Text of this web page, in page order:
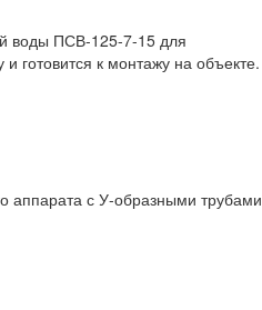
воды ПСВ-125-7-15 для
готовится к монтажу на объекте.
аппарата с У-образными трубами